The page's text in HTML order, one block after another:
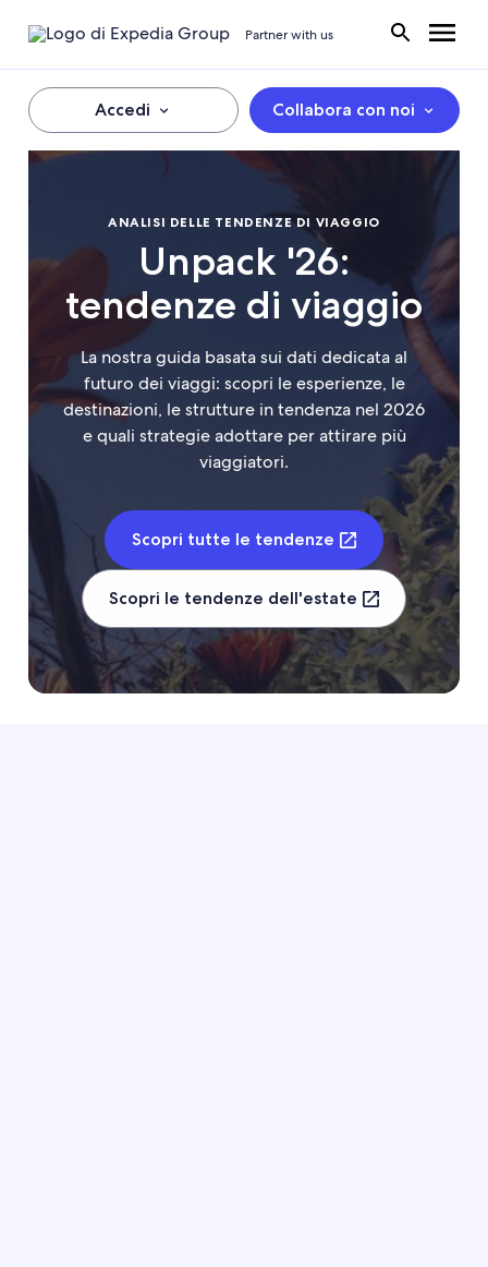
Partner with us
Accedi Collabora con noi
ANALISI DELLE TENDENZE DI VIAGGIO
Unpack '26:
tendenze di viaggio
La nostra guida basata sui dati dedicata al
futuro dei viaggi: scopri le esperienze, le
destinazioni, le strutture in tendenza nel 2026
e quali strategie adottare per attirare più
viaggiatori.
Scopri tutte le tendenze
Scopri le tendenze dell'estate